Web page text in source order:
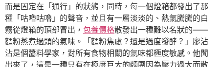
而是固定在「通行」的狀態，同時，每一個燈箱都發出了那
種「咕嚕咕嚕」的聲音，並且有一層淡淡的、熱氣騰騰的白
霧從燈箱的頂部冒出， 包養價格散發出一種難以名狀的——
麵粉蒸煮過頭的氣味。「麵粉焦慮？還是過度發酵？」廖沾
沾是個醬料學家，對所有食物相關的氣味都極度敏感。他聞
出來了，這是一種只有在極度巨大的麵團因為壓力過大而散